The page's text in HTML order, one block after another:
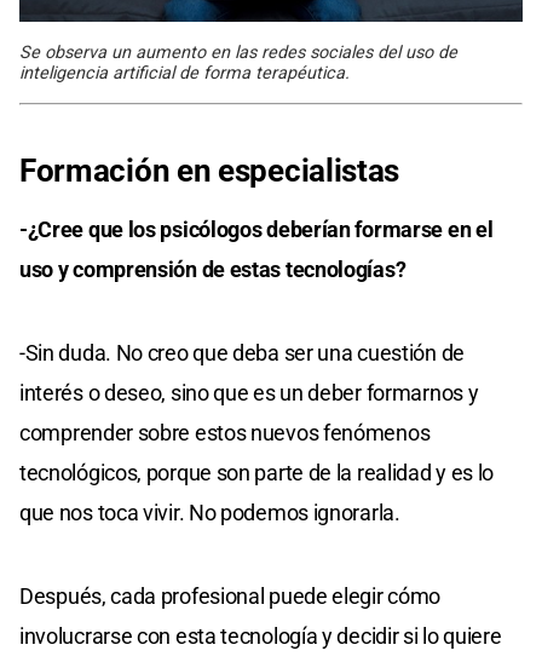
Se observa un aumento en las redes sociales del uso de
inteligencia artificial de forma terapéutica.
Formación en especialistas
-¿Cree que los psicólogos deberían formarse en el
uso y comprensión de estas tecnologías?
-Sin duda. No creo que deba ser una cuestión de
interés o deseo, sino que es un deber formarnos y
comprender sobre estos nuevos fenómenos
tecnológicos, porque son parte de la realidad y es lo
que nos toca vivir. No podemos ignorarla.
Después, cada profesional puede elegir cómo
involucrarse con esta tecnología y decidir si lo quiere